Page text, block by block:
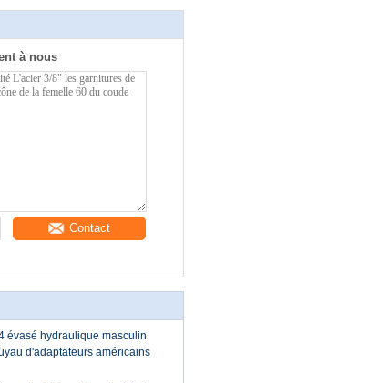
à nous
Contact
évasé hydraulique masculin
d'adaptateurs américains